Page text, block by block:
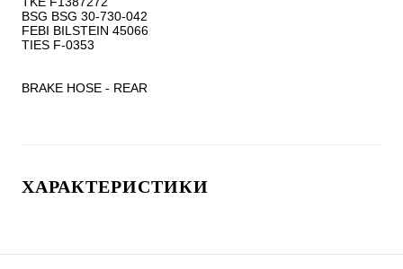
BSG BSG 30-730-042
FEBI BILSTEIN 45066
TIES F-0353
BRAKE HOSE - REAR
ХАРАКТЕРИСТИКИ